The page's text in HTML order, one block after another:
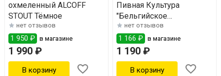
охмеленный ALCOFF
STOUT Тёмное
нет отзывов
1 950 ₽ в магазине
1 990 ₽
Пивная Культура
"Бельгийское
Пшеничное"
нет отзывов
1 166 ₽ в магазине
1 190 ₽